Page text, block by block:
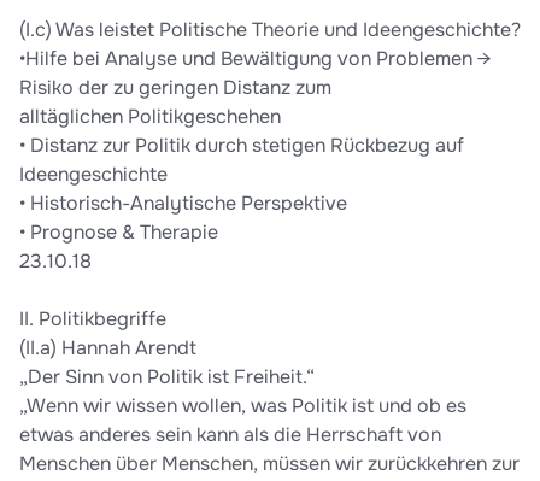
(I.c) Was leistet Politische Theorie und Ideengeschichte?
•Hilfe bei Analyse und Bewältigung von Problemen →
Risiko der zu geringen Distanz zum
alltäglichen Politikgeschehen
• Distanz zur Politik durch stetigen Rückbezug auf
Ideengeschichte
• Historisch-Analytische Perspektive
• Prognose & Therapie
23.10.18
II. Politikbegriffe
(II.a) Hannah Arendt
„Der Sinn von Politik ist Freiheit.“
„Wenn wir wissen wollen, was Politik ist und ob es
etwas anderes sein kann als die Herrschaft von
Menschen über Menschen, müssen wir zurückkehren zur